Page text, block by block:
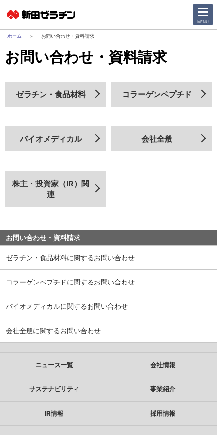
CLOSE
MENU
お問い合わせ・資料請求
お問い合わせ・資料請求
ゼラチン・食品材料に関するお問い合わせ
コラーゲンペプチドに関するお問い合わせ
バイオメディカルに関するお問い合わせ
会社全般に関するお問い合わせ
お問い合わせ・資料請求
ゼラチン・食品材料 コラーゲンペプチド
バイオメディカル 会社全般
株主・投資家（IR）関
連
ニュース一覧
会社情報
事業紹介
IR情報
ニュース一覧 会社情報
サステナビリティ 事業紹介
IR情報 採用情報